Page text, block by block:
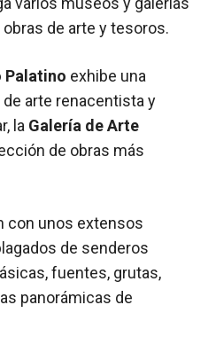
de arte y tesoros.
Palatino exhibe una
arte renacentista y
la Galería de Arte
de obras más
con unos extensos
de senderos
fuentes, grutas,
panorámicas de